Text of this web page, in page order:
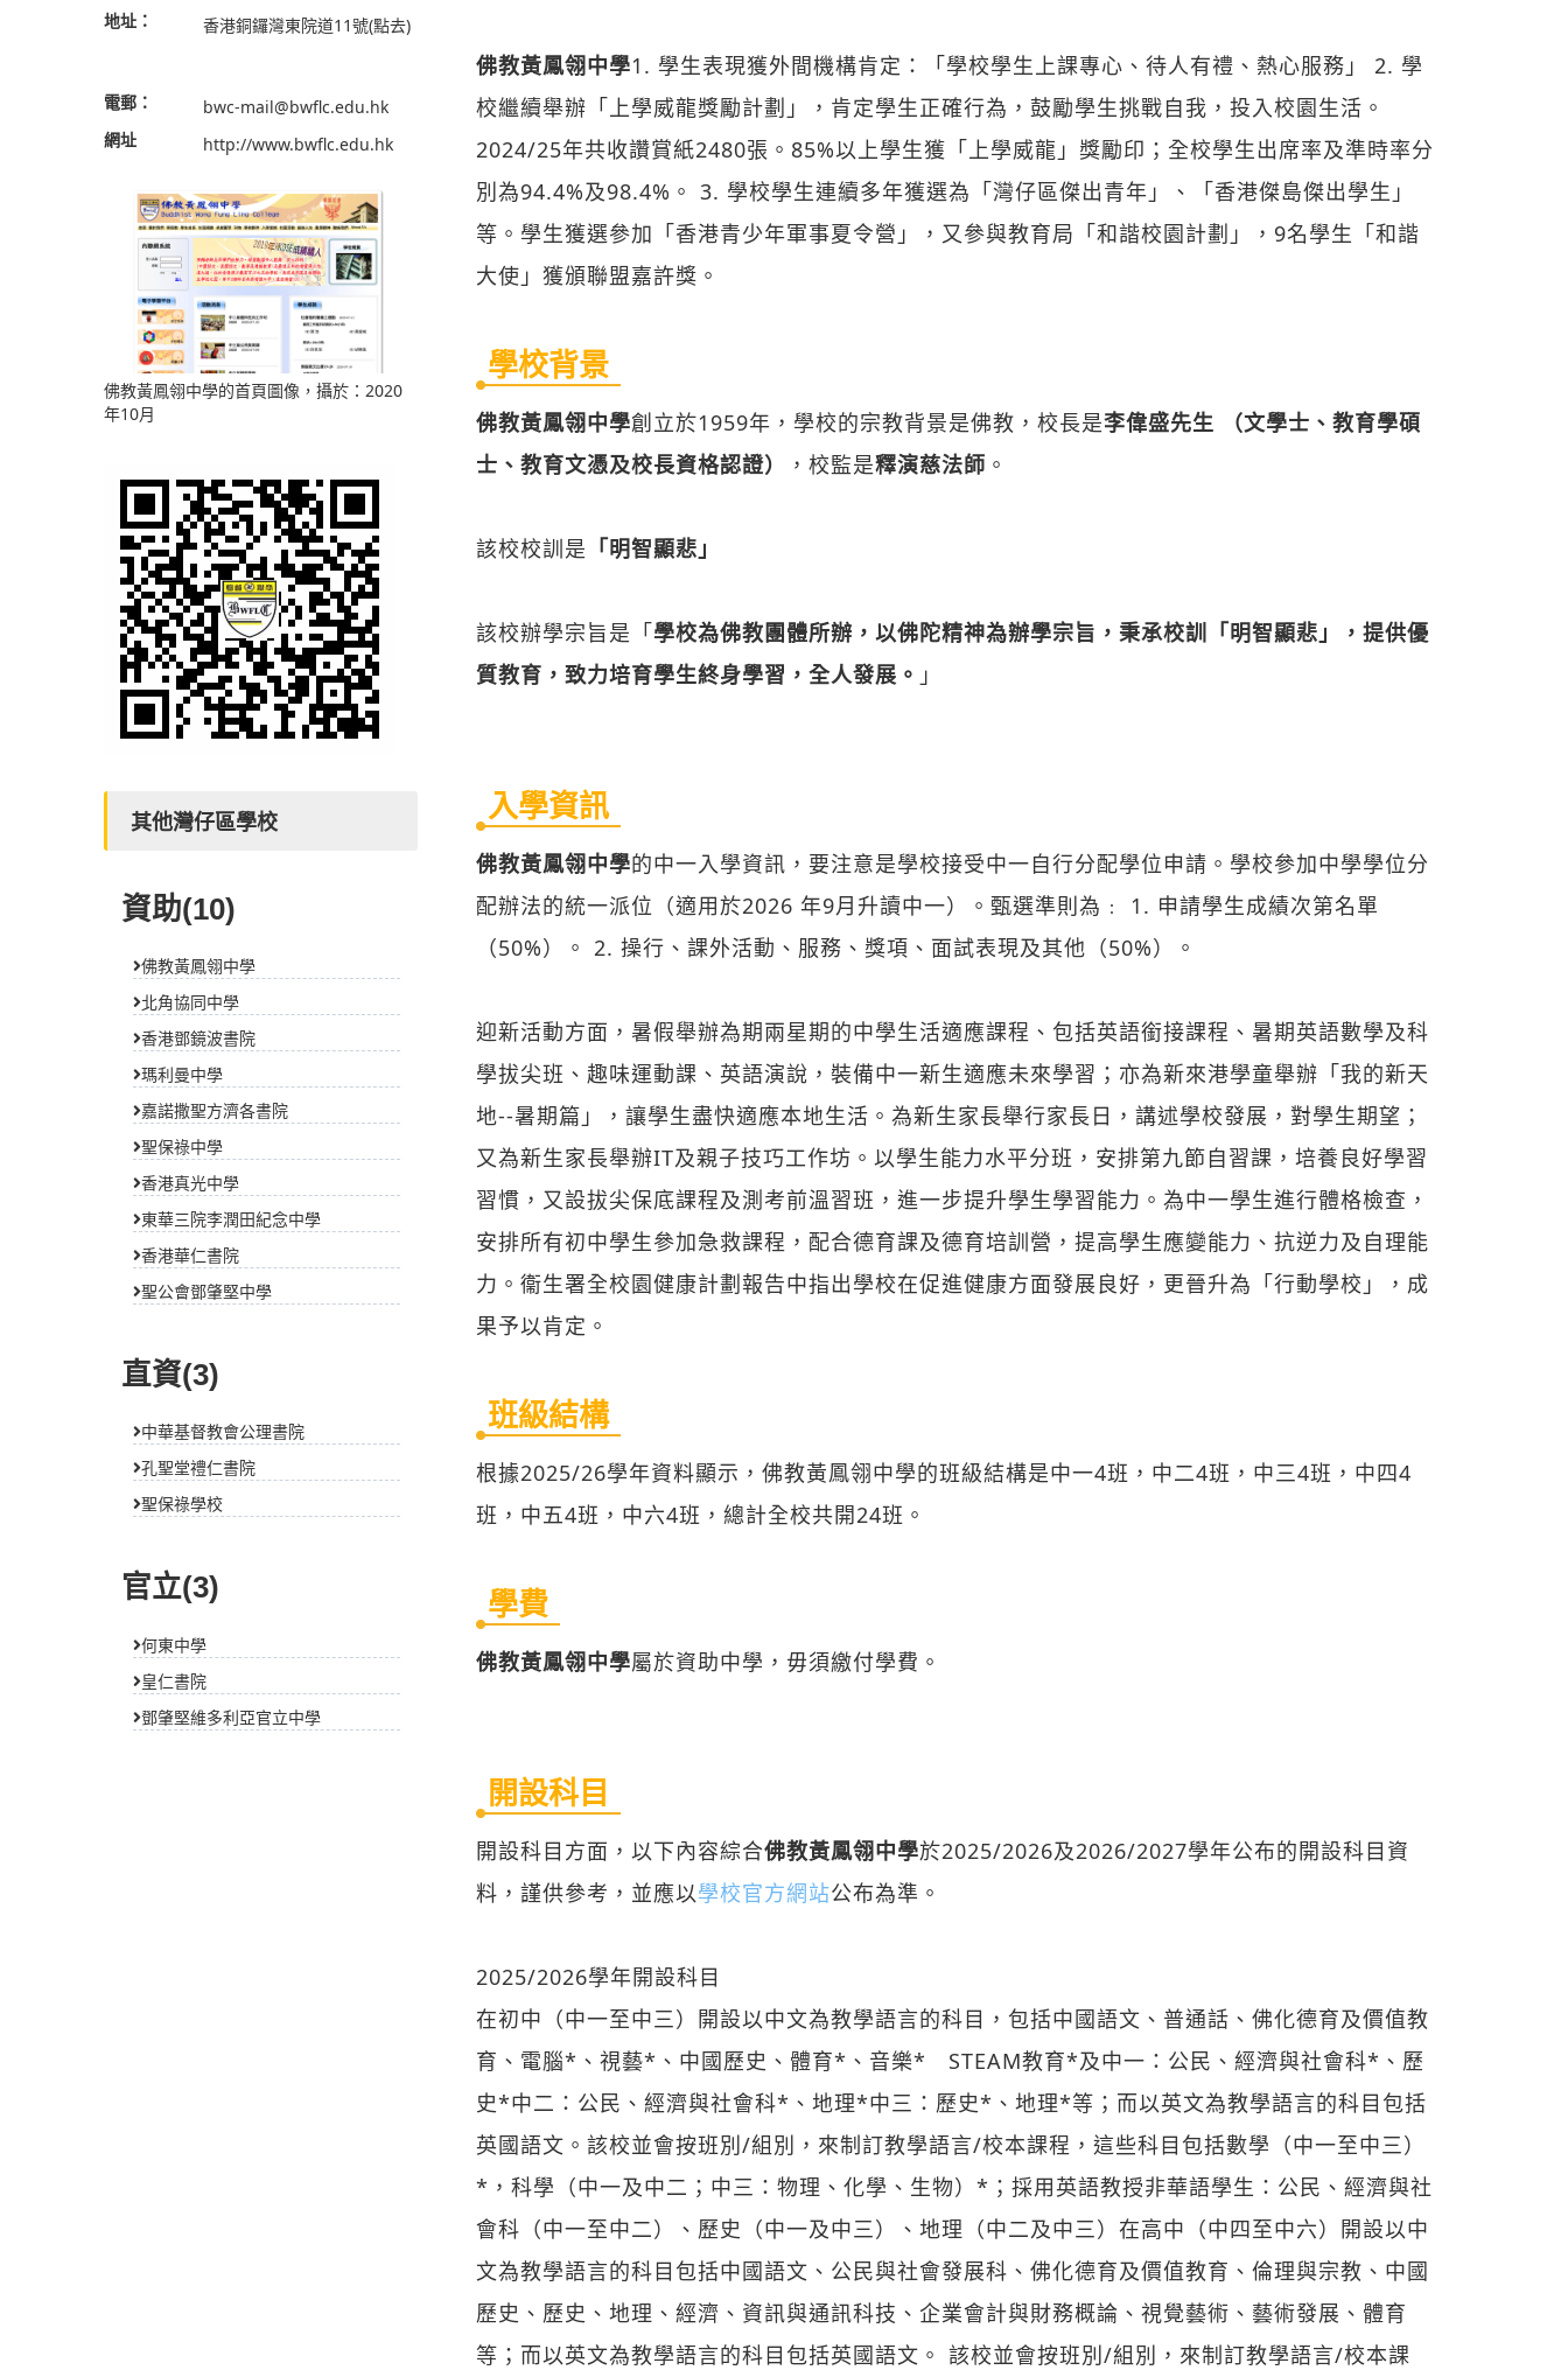
佛教黃鳳翎中學1. 學生表現獲外間機構肯定：「學校學生上課專心、待人有禮、熱心服務」 2. 學
校繼續舉辦「上學威龍獎勵計劃」，肯定學生正確行為，鼓勵學生挑戰自我，投入校園生活。
2024/25年共收讚賞紙2480張。85%以上學生獲「上學威龍」獎勵印；全校學生出席率及準時率分
別為94.4%及98.4%。 3. 學校學生連續多年獲選為「灣仔區傑出青年」、「香港傑島傑出學生」
等。學生獲選參加「香港青少年軍事夏令營」，又參與教育局「和諧校園計劃」，9名學生「和諧
大使」獲頒聯盟嘉許獎。
學校背景
佛教黃鳳翎中學創立於1959年，學校的宗教背景是佛教，校長是李偉盛先生 （文學士、教育學碩
士、教育文憑及校長資格認證）
，校監是釋演慈法師 。
該校校訓是 「明智顯悲」
該校辦學宗旨是「學校為佛教團體所辦，以佛陀精神為辦學宗旨，秉承校訓「明智顯悲」，提供優
質教育，致力培育學生終身學習，全人發展。 」
入學資訊
佛教黃鳳翎中學的中一入學資訊，要注意是學校接受中一自行分配學位申請。學校參加中學學位分
配辦法的統一派位（適用於2026 年9月升讀中一）。甄選準則為﹕ 1. 申請學生成績次第名單
（50%）。 2. 操行、課外活動、服務、獎項、面試表現及其他（50%）。
迎新活動方面，暑假舉辦為期兩星期的中學生活適應課程、包括英語銜接課程、暑期英語數學及科
學拔尖班、趣味運動課、英語演說，裝備中一新生適應未來學習；亦為新來港學童舉辦「我的新天
地--暑期篇」，讓學生盡快適應本地生活。為新生家長舉行家長日，講述學校發展，對學生期望；
又為新生家長舉辦IT及親子技巧工作坊。以學生能力水平分班，安排第九節自習課，培養良好學習
習慣，又設拔尖保底課程及測考前溫習班，進一步提升學生學習能力。為中一學生進行體格檢查，
安排所有初中學生參加急救課程，配合德育課及德育培訓營，提高學生應變能力、抗逆力及自理能
力。衞生署全校園健康計劃報告中指出學校在促進健康方面發展良好，更晉升為「行動學校」，成
果予以肯定。
班級結構
根據2025/26學年資料顯示，佛教黃鳳翎中學的班級結構是中一4班，中二4班，中三4班，中四4
班，中五4班，中六4班，總計全校共開24班。
學費
佛教黃鳳翎中學屬於資助中學，毋須繳付學費。
開設科目
開設科目方面，以下內容綜合佛教黃鳳翎中學於2025/2026及2026/2027學年公布的開設科目資
料，謹供參考，並應以學校官方網站公布為準。
2025/2026學年開設科目
在初中（中一至中三）開設以中文為教學語言的科目，包括中國語文、普通話、佛化德育及價值教
育、電腦*、視藝*、中國歷史、體育*、音樂* STEAM教育*及中一：公民、經濟與社會科*、歷
史*中二：公民、經濟與社會科*、地理*中三：歷史*、地理*等；而以英文為教學語言的科目包括
英國語文。該校並會按班別/組別，來制訂教學語言/校本課程，這些科目包括數學（中一至中三）
*，科學（中一及中二；中三：物理、化學、生物）*；採用英語教授非華語學生：公民、經濟與社
會科（中一至中二）、歷史（中一及中三）、地理（中二及中三）在高中（中四至中六）開設以中
文為教學語言的科目包括中國語文、公民與社會發展科、佛化德育及價值教育、倫理與宗教、中國
歷史、歷史、地理、經濟、資訊與通訊科技、企業會計與財務概論、視覺藝術、藝術發展、體育
等；而以英文為教學語言的科目包括英國語文。 該校並會按班別/組別，來制訂教學語言/校本課
地址：
香港銅鑼灣東院道11號(點去)
電郵：
bwc-mail@bwflc.edu.hk
網址
http://www.bwflc.edu.hk
佛教黃鳳翎中學的首頁圖像，攝於：2020
年10月
其他灣仔區學校
資助(10)
佛教黃鳳翎中學
北角協同中學
香港鄧鏡波書院
瑪利曼中學
嘉諾撒聖方濟各書院
聖保祿中學
香港真光中學
東華三院李潤田紀念中學
香港華仁書院
聖公會鄧肇堅中學
直資(3)
中華基督教會公理書院
孔聖堂禮仁書院
聖保祿學校
官立(3)
何東中學
皇仁書院
鄧肇堅維多利亞官立中學